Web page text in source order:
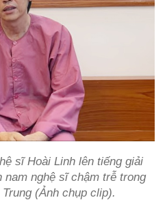
sĩ Hoài Linh lên tiếng giải
nam nghệ sĩ chậm trễ trong
(Ảnh chụp clip).